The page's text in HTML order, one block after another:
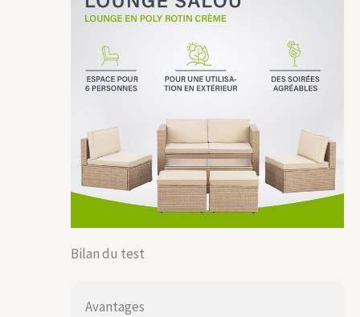
Bilan du test
Avantages